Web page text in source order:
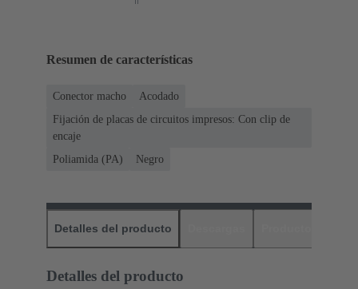
Resumen de características
Conector macho
Acodado
Fijación de placas de circuitos impresos: Con clip de
encaje
Poliamida (PA)
Negro
Detalles del producto
Detalles del producto